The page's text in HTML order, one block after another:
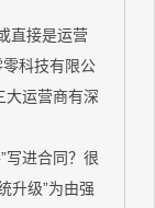
直接是运营
科技有限公
大运营商有深
写进合同？很
升级”为由强